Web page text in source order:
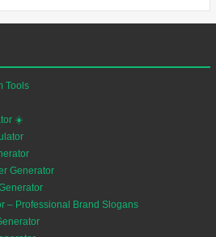
Tools
☀️
Generator
– Professional Brand Slogans